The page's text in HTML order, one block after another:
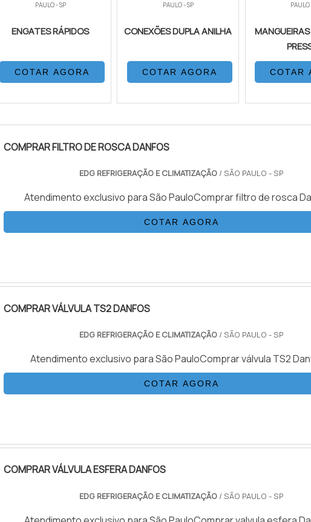
PAULO - SP
ENGATES RÁPIDOS
COTAR AGORA
PAULO - SP
CONEXÕES DUPLA ANILHA
COTAR AGORA
PAULO
COTAR
COMPRAR FILTRO DE ROSCA DANFOS
EDG REFRIGERAÇÃO E CLIMATIZAÇÃO / SÃO PAULO - SP
Atendimento exclusivo para São PauloComprar filtro de rosca
COTAR AGORA
COMPRAR VÁLVULA TS2 DANFOS
EDG REFRIGERAÇÃO E CLIMATIZAÇÃO / SÃO PAULO - SP
Atendimento exclusivo para São PauloComprar válvula TS2
COTAR AGORA
COMPRAR VÁLVULA ESFERA DANFOS
EDG REFRIGERAÇÃO E CLIMATIZAÇÃO / SÃO PAULO - SP